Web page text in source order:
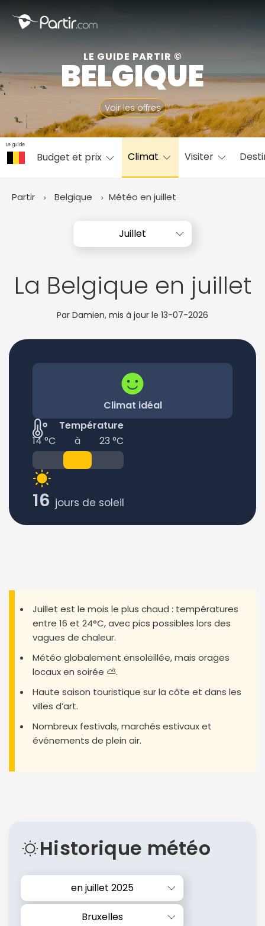
LE GUIDE PARTIR ©
BELGIQUE
Voir les offres
Le guide
Budget et prix Climat Visiter
Partir Belgique Météo en juillet
Juillet
La Belgique en juillet
Par Damien, mis à jour le 13-07-2026
Climat idéal
Température
14 °C
à 23 °C
16 jours de soleil
Juillet est le mois le plus chaud : températures
entre 16 et 24°C, avec pics possibles lors des
vagues de chaleur.
Météo globalement ensoleillée, mais orages
locaux en soirée ⛅.
Haute saison touristique sur la côte et dans les
villes d’art.
Nombreux festivals, marchés estivaux et
événements de plein air.
Historique météo
en juillet 2025
Bruxelles
📍 Destinations populaires
☀️ Où partir par mois
Mars Avril
Juillet
Août Septembre
Octobre